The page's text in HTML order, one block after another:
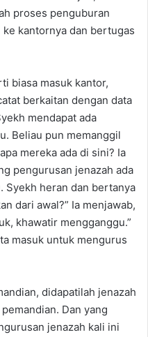
proses penguburan
kantornya dan bertugas
biasa masuk kantor,
berkaitan dengan data
mendapat ada
Beliau pun memanggil
mereka ada di sini? Ia
pengurusan jenazah ada
Syekh heran dan bertanya
dari awal?” Ia menjawab,
khawatir mengganggu.”
masuk untuk mengurus
didapatilah jenazah
Dan yang
jenazah kali ini